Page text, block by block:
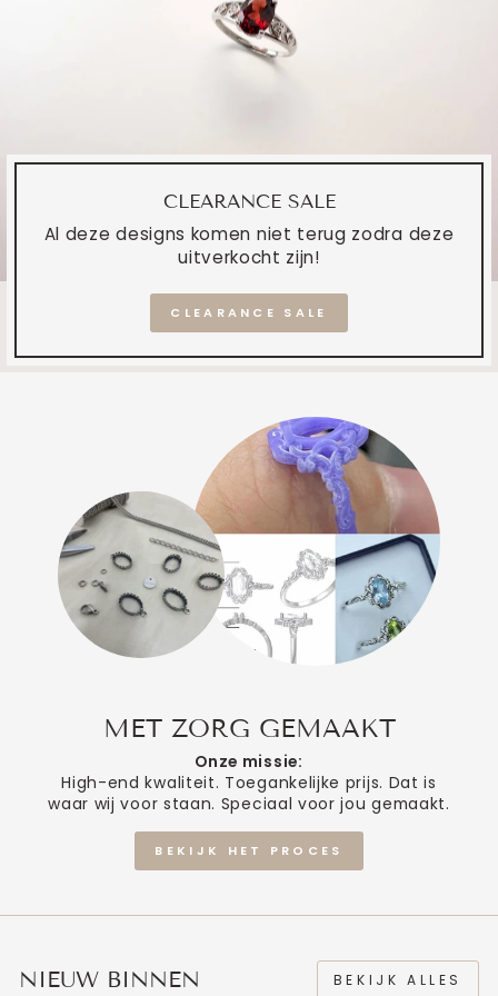
CLEARANCE SALE
Al deze designs komen niet terug zodra deze
uitverkocht zijn!
CLEARANCE SALE
MET ZORG GEMAAKT
Onze missie:
High-end kwaliteit. Toegankelijke prijs. Dat is
waar wij voor staan. Speciaal voor jou gemaakt.
BEKIJK HET PROCES
NIEUW BINNEN BEKIJK ALLES